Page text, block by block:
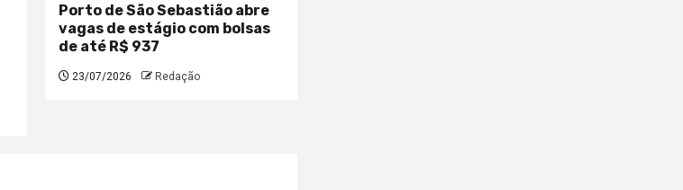
Porto de São Sebastião abre
vagas de estágio com bolsas
de até R$ 937
23/07/2026 Redação